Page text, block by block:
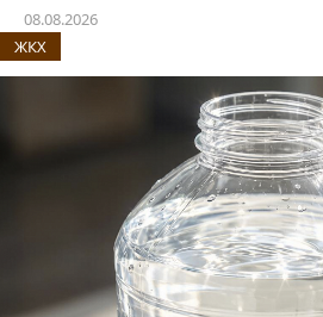
08.08.2026
ЖКХ